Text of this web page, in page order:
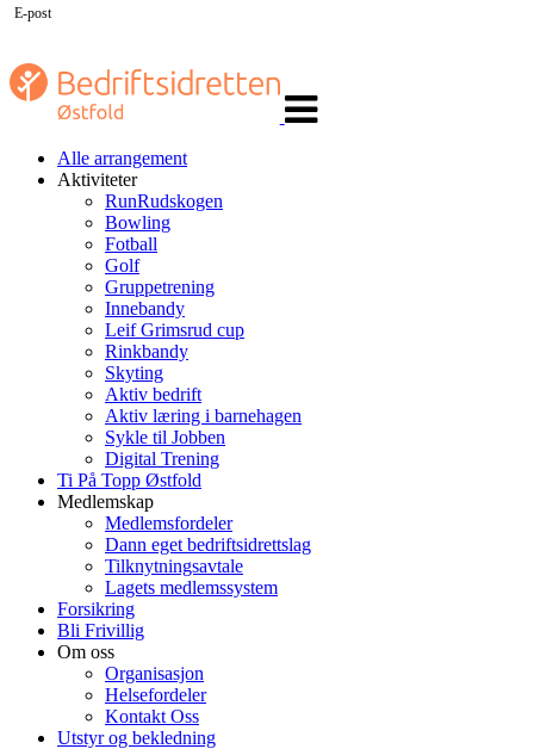
navigasjon
Alle arrangement
Aktiviteter
RunRudskogen
Bowling
Fotball
Golf
Gruppetrening
Innebandy
Leif Grimsrud cup
Rinkbandy
Skyting
Aktiv bedrift
Aktiv læring i barnehagen
Sykle til Jobben
Digital Trening
Ti På Topp Østfold
Medlemskap
Medlemsfordeler
Dann eget bedriftsidrettslag
Tilknytningsavtale
Lagets medlemssystem
Forsikring
Bli Frivillig
Om oss
Organisasjon
Helsefordeler
Kontakt Oss
Utstyr og bekledning
E-post